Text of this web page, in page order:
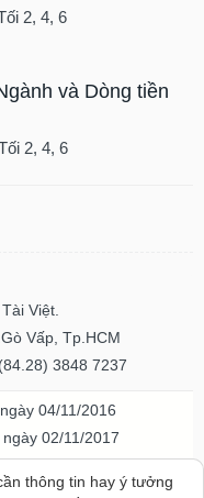
2, 4, 6
và Dòng tiền
2, 4, 6
Việt.
Vấp, Tp.HCM
3848 7237
04/11/2016
02/11/2017
ngày 20/07/2023
thông TPHCM
thông tin hay ý tưởng